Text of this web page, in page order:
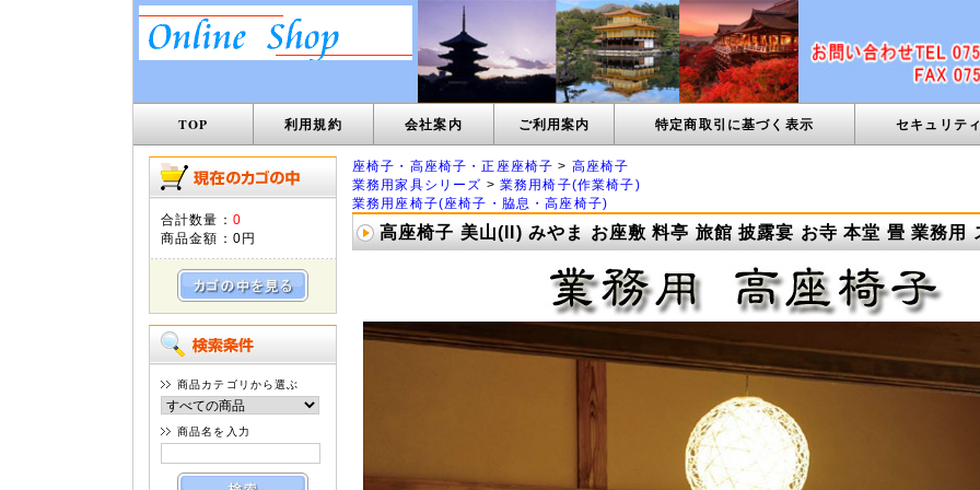
TOP 利用規約 会社案内 ご利用案内 特定商取引に基づく表示 セキュリテ
合計数量： 0
商品金額： 0円
商品カテゴリから選ぶ
商品名を入力
座椅子・高座椅子・正座座椅子 > 高座椅子
業務用家具シリーズ > 業務用椅子(作業椅子)
業務用座椅子(座椅子・脇息・高座椅子)
高座椅子 美山(II) みやま お座敷 料亭 旅館 披露宴 お寺 本堂 畳 業務用